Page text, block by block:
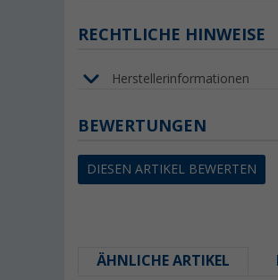
RECHTLICHE HINWEISE
Herstellerinformationen
BEWERTUNGEN
DIESEN ARTIKEL BEWERTEN
ÄHNLICHE ARTIKEL